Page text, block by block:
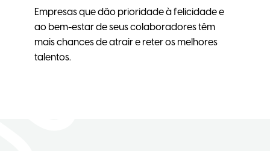
Empresas que dão prioridade à felicidade e
ao bem-estar de seus colaboradores têm
mais chances de atrair e reter os melhores
talentos.